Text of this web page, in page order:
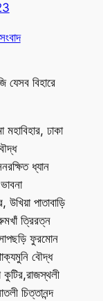
বিহারে
মহাবিহার, ঢাকা
ধ্যান
উখিয়া পাতাবাড়ি
ত্রিরত্ন
সাপছড়ি ফুরমোন
বৌদ্ধ
কুটির,রাজস্থলী
চিত্তানন্দ